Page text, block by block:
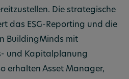
Die strategische
das ESG-Reporting und die
BuildingMinds mit
und Kapitalplanung
erhalten Asset Manager,